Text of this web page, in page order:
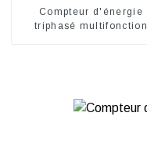
Compteur d'énergie
triphasé multifonction